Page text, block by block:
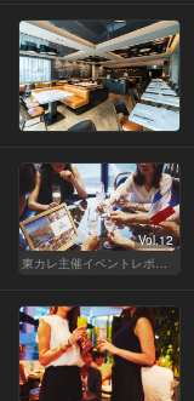
Vol.12